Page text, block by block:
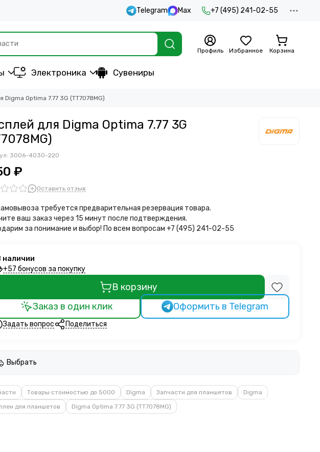
Telegram Max +7 (495) 241-02-55
Профиль Избранное Корзина
Электроника Сувениры
Digma Optima 7.77 3G (TT7078MG)
для Digma Optima 7.77 3G
3006-4030-220
₽
Оставить отзыв
требуется предварительная резервация товара.
ваш заказ через 15 минут после подтверждения.
за понимание и выбор! По всем вопросам +7 (495) 241-02-55
наличии
+57 бонусов за покупку
В корзину
Заказ в один клик
Оформить в Telegram
Задать вопрос Поделиться
Выбрать
Товары стоимостью до 5000 Digma Запчасти для планшетов
Digma
для планшетов
Digma Optima 7.77 3G (TT7078MG)